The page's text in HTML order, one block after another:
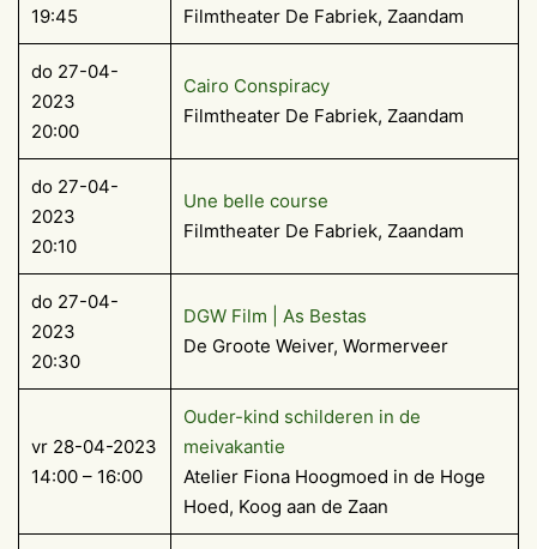
19:45
Filmtheater De Fabriek, Zaandam
do 27-04-
2023
20:00
Cairo Conspiracy
Filmtheater De Fabriek, Zaandam
do 27-04-
2023
20:10
Une belle course
Filmtheater De Fabriek, Zaandam
do 27-04-
2023
20:30
DGW Film | As Bestas
De Groote Weiver, Wormerveer
vr 28-04-2023
14:00 – 16:00
Ouder-kind schilderen in de
meivakantie
Atelier Fiona Hoogmoed in de Hoge
Hoed, Koog aan de Zaan